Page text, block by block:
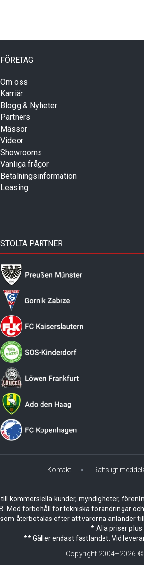
FÖRETAG
Om oss
Karriär
Blogg & Nyheter
Partners
Mässor
Videor
Showrooms
Vanliga frågor
Betalningsinformation
Leasing
STOLTA PARTNER
Kontakt Rättsligt
kommersiella kunder, myndigheter,
Med förbehåll för tekniska förändringar
som återbetalas efter att varorna anländer
* Alla priser plus
** Gäller endast fastlandet. Vid
Copyright 2004–2026 ©